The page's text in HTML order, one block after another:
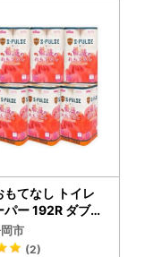
もてなし トイレ
パー 192R ダブル
ール x 16パック
トイレット
市
(2)